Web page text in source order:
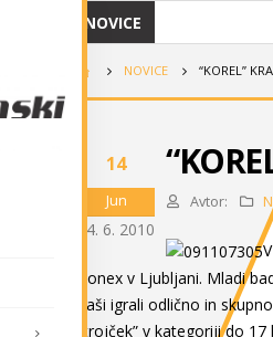
NOVICE
NOVICE “KOREL”
14
Jun
14. 6. 2010
Avtor:
Konex v Ljubljani. Mladi
naši igrali odlično in
“trojček” v kategoriji do